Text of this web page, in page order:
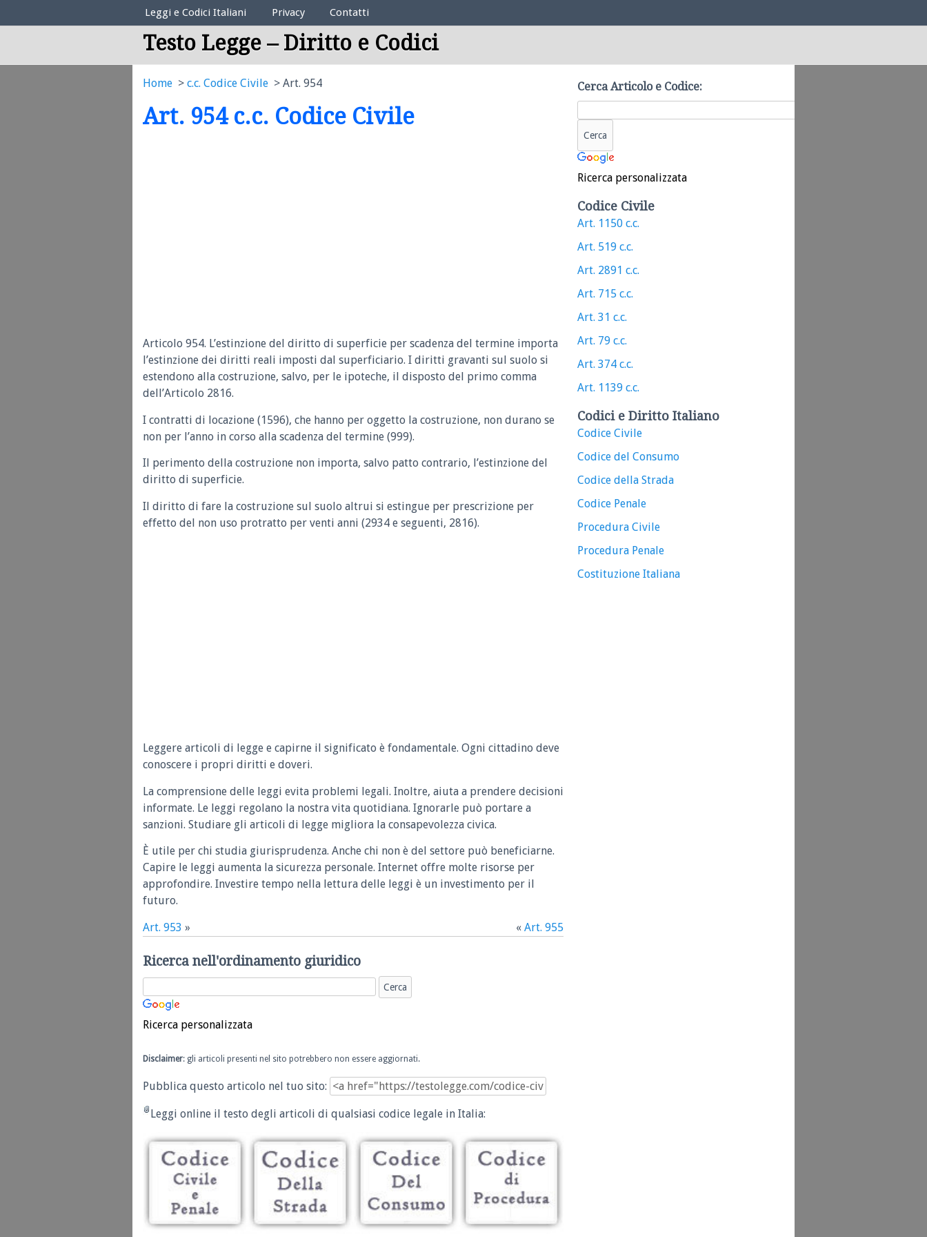
Elenco Codici Legali
Leggi e Codici Italiani Privacy Contatti
Testo Legge – Diritto e Codici
Home c.c. Codice Civile Art. 954
Art. 954 c.c. Codice Civile
Articolo 954. L’estinzione del diritto di superficie per scadenza del termine importa
l’estinzione dei diritti reali imposti dal superficiario. I diritti gravanti sul suolo si
estendono alla costruzione, salvo, per le ipoteche, il disposto del primo comma
dell’Articolo 2816.
I contratti di locazione (1596), che hanno per oggetto la costruzione, non durano se
non per l’anno in corso alla scadenza del termine (999).
Il perimento della costruzione non importa, salvo patto contrario, l’estinzione del
diritto di superficie.
Il diritto di fare la costruzione sul suolo altrui si estingue per prescrizione per
effetto del non uso protratto per venti anni (2934 e seguenti, 2816).
Leggere articoli di legge e capirne il significato è fondamentale. Ogni cittadino deve
conoscere i propri diritti e doveri.
La comprensione delle leggi evita problemi legali. Inoltre, aiuta a prendere decisioni
informate. Le leggi regolano la nostra vita quotidiana. Ignorarle può portare a
sanzioni. Studiare gli articoli di legge migliora la consapevolezza civica.
È utile per chi studia giurisprudenza. Anche chi non è del settore può beneficiarne.
Capire le leggi aumenta la sicurezza personale. Internet offre molte risorse per
approfondire. Investire tempo nella lettura delle leggi è un investimento per il
futuro.
Art. 953 » « Art. 955
Ricerca nell'ordinamento giuridico
Ricerca personalizzata
Disclaimer: gli articoli presenti nel sito potrebbero non essere aggiornati.
Pubblica questo articolo nel tuo sito:
Leggi online il testo degli articoli di qualsiasi codice legale in Italia:
Cerca Articolo e Codice:
Ricerca personalizzata
Codice Civile
Art. 1150 c.c.
Art. 519 c.c.
Art. 2891 c.c.
Art. 715 c.c.
Art. 31 c.c.
Art. 79 c.c.
Art. 374 c.c.
Art. 1139 c.c.
Codici e Diritto Italiano
Codice Civile
Codice del Consumo
Codice della Strada
Codice Penale
Procedura Civile
Procedura Penale
Costituzione Italiana